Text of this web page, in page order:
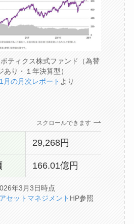
ティクス株式ファンド（為替
あり・１年決算型）
月の月次レポート より
スクロールできます
29,268円
166.01億円
年3月3日時点
セットマネジメント HP参照